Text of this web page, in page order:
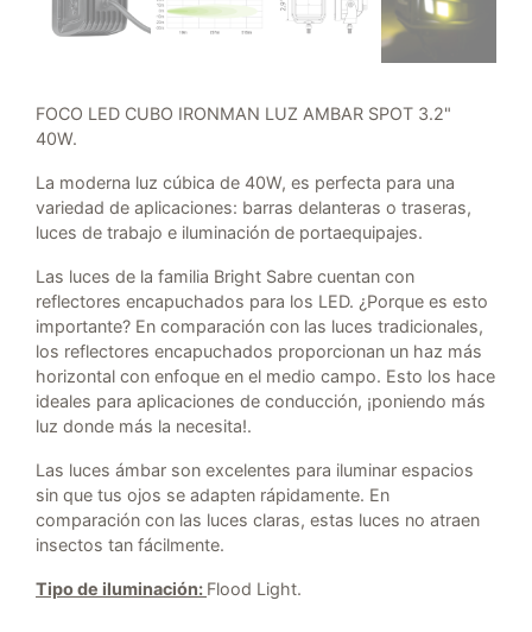
FOCO LED CUBO IRONMAN LUZ AMBAR SPOT 3.2"
40W.
La moderna luz cúbica de 40W, es perfecta para una
variedad de aplicaciones: barras delanteras o traseras,
luces de trabajo e iluminación de portaequipajes.
Las luces de la familia Bright Sabre cuentan con
reflectores encapuchados para los LED. ¿Porque es esto
importante? En comparación con las luces tradicionales,
los reflectores encapuchados proporcionan un haz más
horizontal con enfoque en el medio campo. Esto los hace
ideales para aplicaciones de conducción, ¡poniendo más
luz donde más la necesita!.
Las luces ámbar son excelentes para iluminar espacios
sin que tus ojos se adapten rápidamente. En
comparación con las luces claras, estas luces no atraen
insectos tan fácilmente.
Tipo de iluminación: Flood Light.